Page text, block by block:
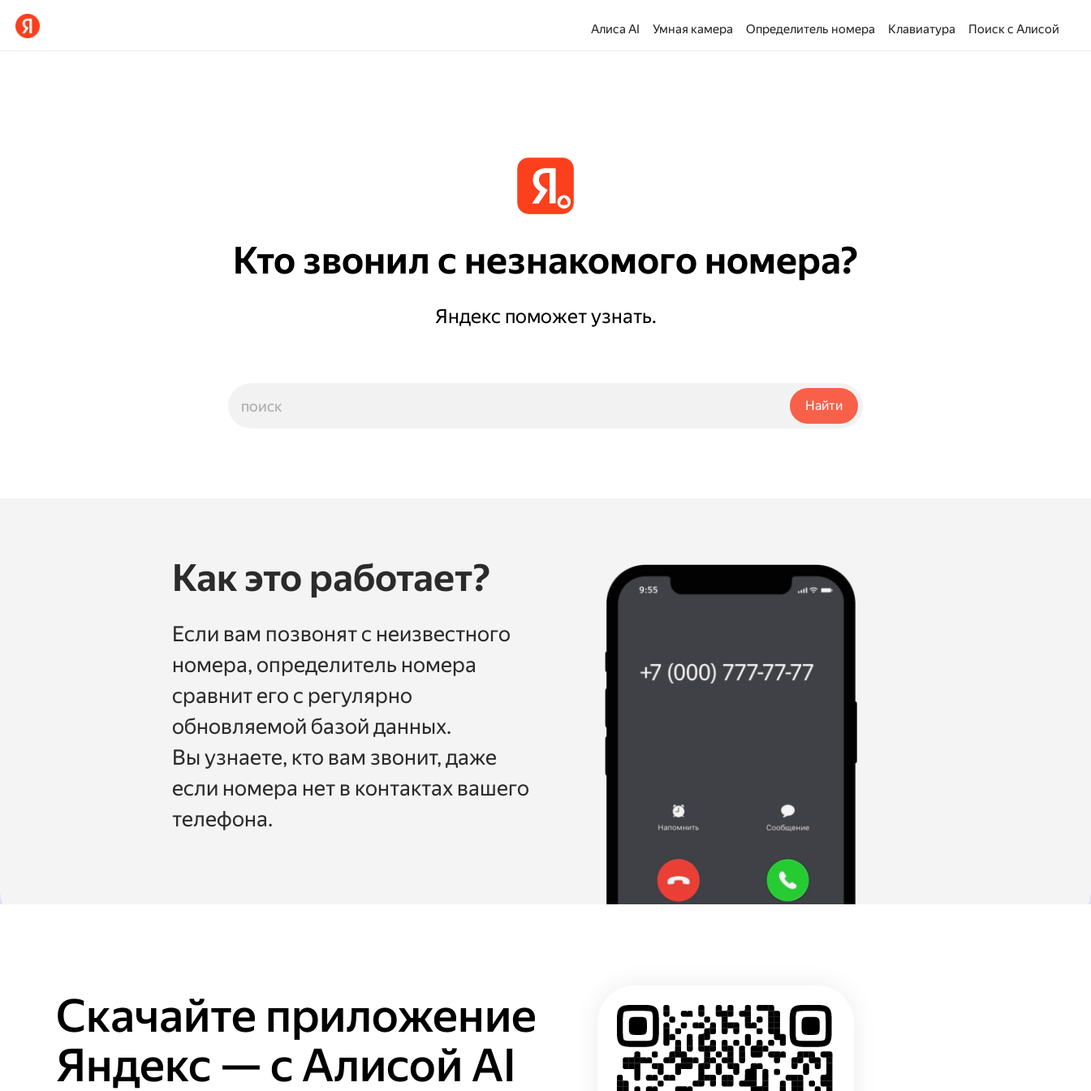
Алиса AI Умная камера Определитель номера Клавиатура Поиск с Алисой
Кто звонил с незнакомого номера?
Яндекс поможет узнать.
Как это работает?
Если вам позвонят с неизвестного
номера, определитель номера
сравнит его с регулярно
обновляемой базой данных.
Вы узнаете, кто вам звонит, даже
если номера нет в контактах вашего
телефона.
Скачайте приложение
Яндекс — с Алисой AI